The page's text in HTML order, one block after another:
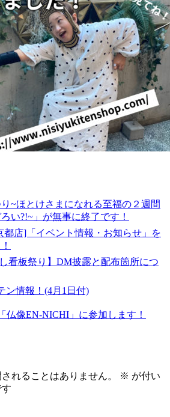
り~ほとけさまになれる至福の２週間
い?!~」が無事に終了です！
都店]「イベント情報・お知らせ」を
看板祭り】DM披露と配布箇所につ
ン情報！(4月1日付)
仏像EN-NICHI」に参加します！
れることはありません。 ※ が付い